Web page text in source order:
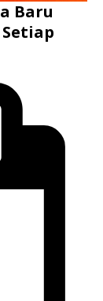
Baru